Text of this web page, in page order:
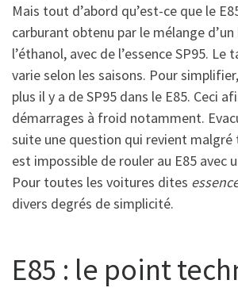
Mais tout d’abord qu’est-ce que le
carburant obtenu par le mélange
l’éthanol, avec de l’essence SP95. Le
varie selon les saisons. Pour
plus il y a de SP95 dans le E85. Ceci
démarrages à froid notamment.
suite une question qui revient
est impossible de rouler au E85 avec
Pour toutes les voitures dites
divers degrés de simplicité.
E85 : le point